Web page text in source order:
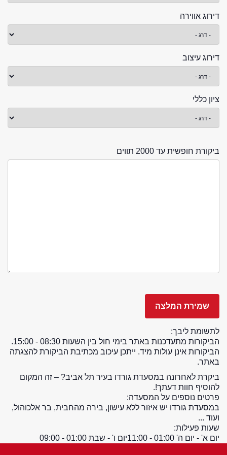
דירוג אווירה
דירוג עיצוב
ציון כללי
ביקורת חופשית עד 2000 תווים
לתשומת ליבך:
הביקורות מתעדכנות באתר בימי חול בין השעות 08:30 - 15:00.
הביקורות אינן עולות מיד. ייתכן עיכוב מכתיבת הביקורת להצגתה
באתר.
ביקרת לאחרונה במסעדת גורדו בעיר תל אביב? – זה המקום
להוסיף חוות דעתך!.
פרטים נוספים על המסעדה:
במסעדת גורדו יש איזור ללא עישון, בירה מהחבית, בר אלכוהול,
ועוד ...
שעות פעילות:
יום א' - יום ה' 01:00 - 11:00
יום ו' - שבת 01:00 - 09:00